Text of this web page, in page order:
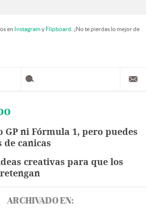
en Instagramy Flipboard . ¡No te pierdas lo mejor de
GP ni Fórmula 1, pero puedes
canicas
creativas para que los
ARCHIVADO EN: